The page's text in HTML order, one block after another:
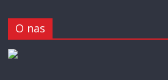
O nas